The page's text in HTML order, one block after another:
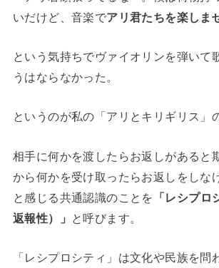
いだけど、音楽でアリ君たちを楽しま
という気持ちでヴァイオリンを弾いて
うはならなかった。
というのが私の「アリとキリギリス」
相手に何かを渡したらお返しがあると
から何かを受け取ったらお返しをしな
と感じる共通認識のことを 「レシプロ
返報性）」 と呼びます。
「レシプロシティ」は文化や民族を問